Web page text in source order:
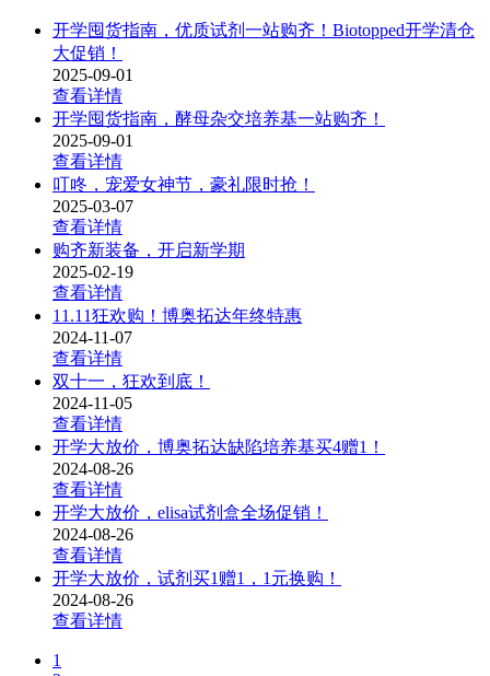
开学囤货指南，优质试剂一站购齐！Biotopped开学清仓
大促销！
2025-09-01
查看详情
开学囤货指南，酵母杂交培养基一站购齐！
2025-09-01
查看详情
叮咚，宠爱女神节，豪礼限时抢！
2025-03-07
查看详情
购齐新装备，开启新学期
2025-02-19
查看详情
11.11狂欢购！博奥拓达年终特惠
2024-11-07
查看详情
双十一，狂欢到底！
2024-11-05
查看详情
开学大放价，博奥拓达缺陷培养基买4赠1！
2024-08-26
查看详情
开学大放价，elisa试剂盒全场促销！
2024-08-26
查看详情
开学大放价，试剂买1赠1，1元换购！
2024-08-26
查看详情
1